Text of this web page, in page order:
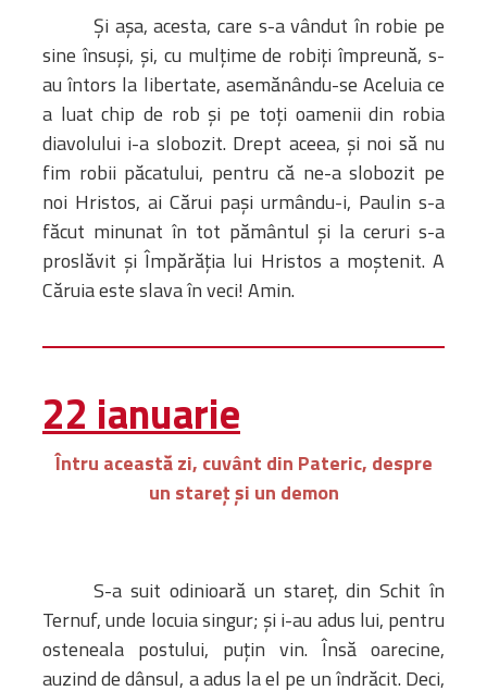
Şi aşa, acesta, care s-a vândut în robie pe
sine însuşi, şi, cu mulţime de robiţi împreună, s-
au întors la libertate, asemănându-se Aceluia ce
a luat chip de rob şi pe toţi oamenii din robia
diavolului i-a slobozit. Drept aceea, şi noi să nu
fim robii păcatului, pentru că ne-a slobozit pe
noi Hristos, ai Cărui paşi urmându-i, Paulin s-a
făcut minunat în tot pământul şi la ceruri s-a
proslăvit şi Împărăţia lui Hristos a moştenit. A
Căruia este slava în veci! Amin.
22 ianuarie
Întru această zi, cuvânt din Pateric, despre
un stareţ şi un demon
S-a suit odinioară un stareţ, din Schit în
Ternuf, unde locuia singur; şi i-au adus lui, pentru
osteneala postului, puţin vin. Însă oarecine,
auzind de dânsul, a adus la el pe un îndrăcit. Deci,